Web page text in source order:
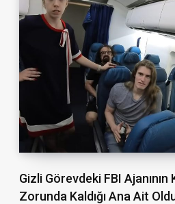
Gizli Görevdeki FBI
Zorunda Kaldığı Ana Ait